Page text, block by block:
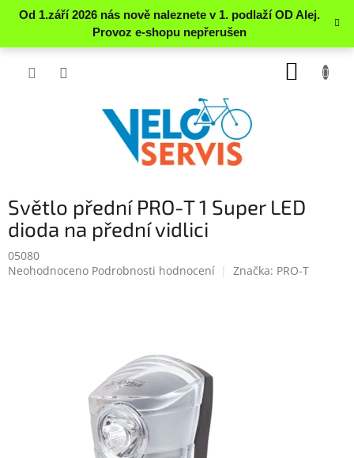
Přejít
Světlo přední PRO-T 1 Super LED
dioda na přední vidlici
05080
Průměrné
Neohodnoceno Podrobnosti hodnocení Značka: PRO-T